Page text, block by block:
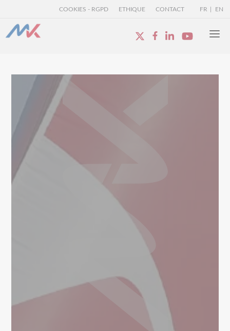
COOKIES - RGPD ETHIQUE CONTACT FR EN